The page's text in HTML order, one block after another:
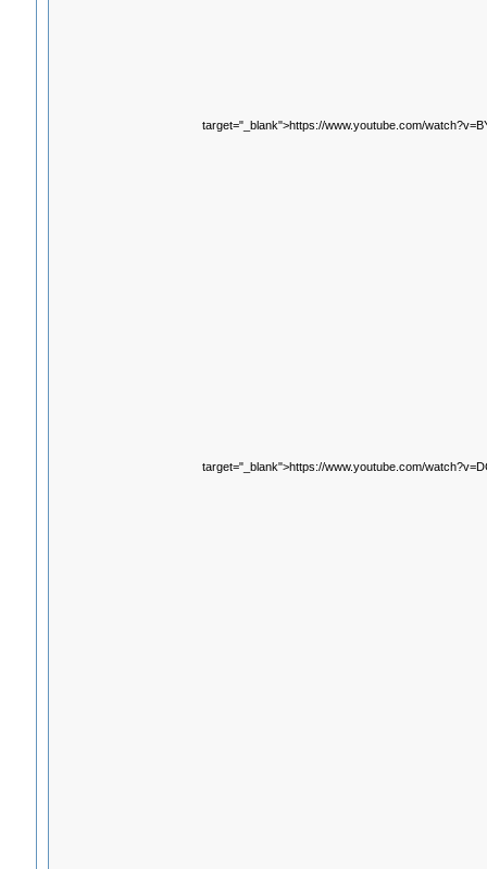
target="_blank">https://www.youtube.com/
target="_blank">https://www.youtube.com/